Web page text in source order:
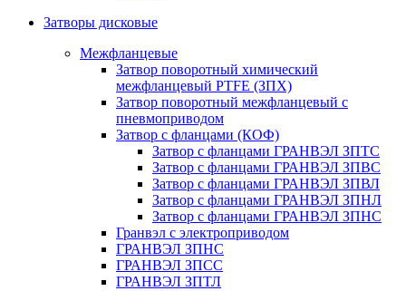
Затворы дисковые
Межфланцевые
Затвор поворотный химический
межфланцевый PTFE (ЗПХ)
Затвор поворотный межфланцевый с
пневмоприводом
Затвор с фланцами (КОФ)
Затвор с фланцами ГРАНВЭЛ ЗПТС
Затвор с фланцами ГРАНВЭЛ ЗПВС
Затвор с фланцами ГРАНВЭЛ ЗПВЛ
Затвор с фланцами ГРАНВЭЛ ЗПНЛ
Затвор с фланцами ГРАНВЭЛ ЗПНС
Гранвэл с электроприводом
ГРАНВЭЛ ЗПНС
ГРАНВЭЛ ЗПСС
ГРАНВЭЛ ЗПТЛ